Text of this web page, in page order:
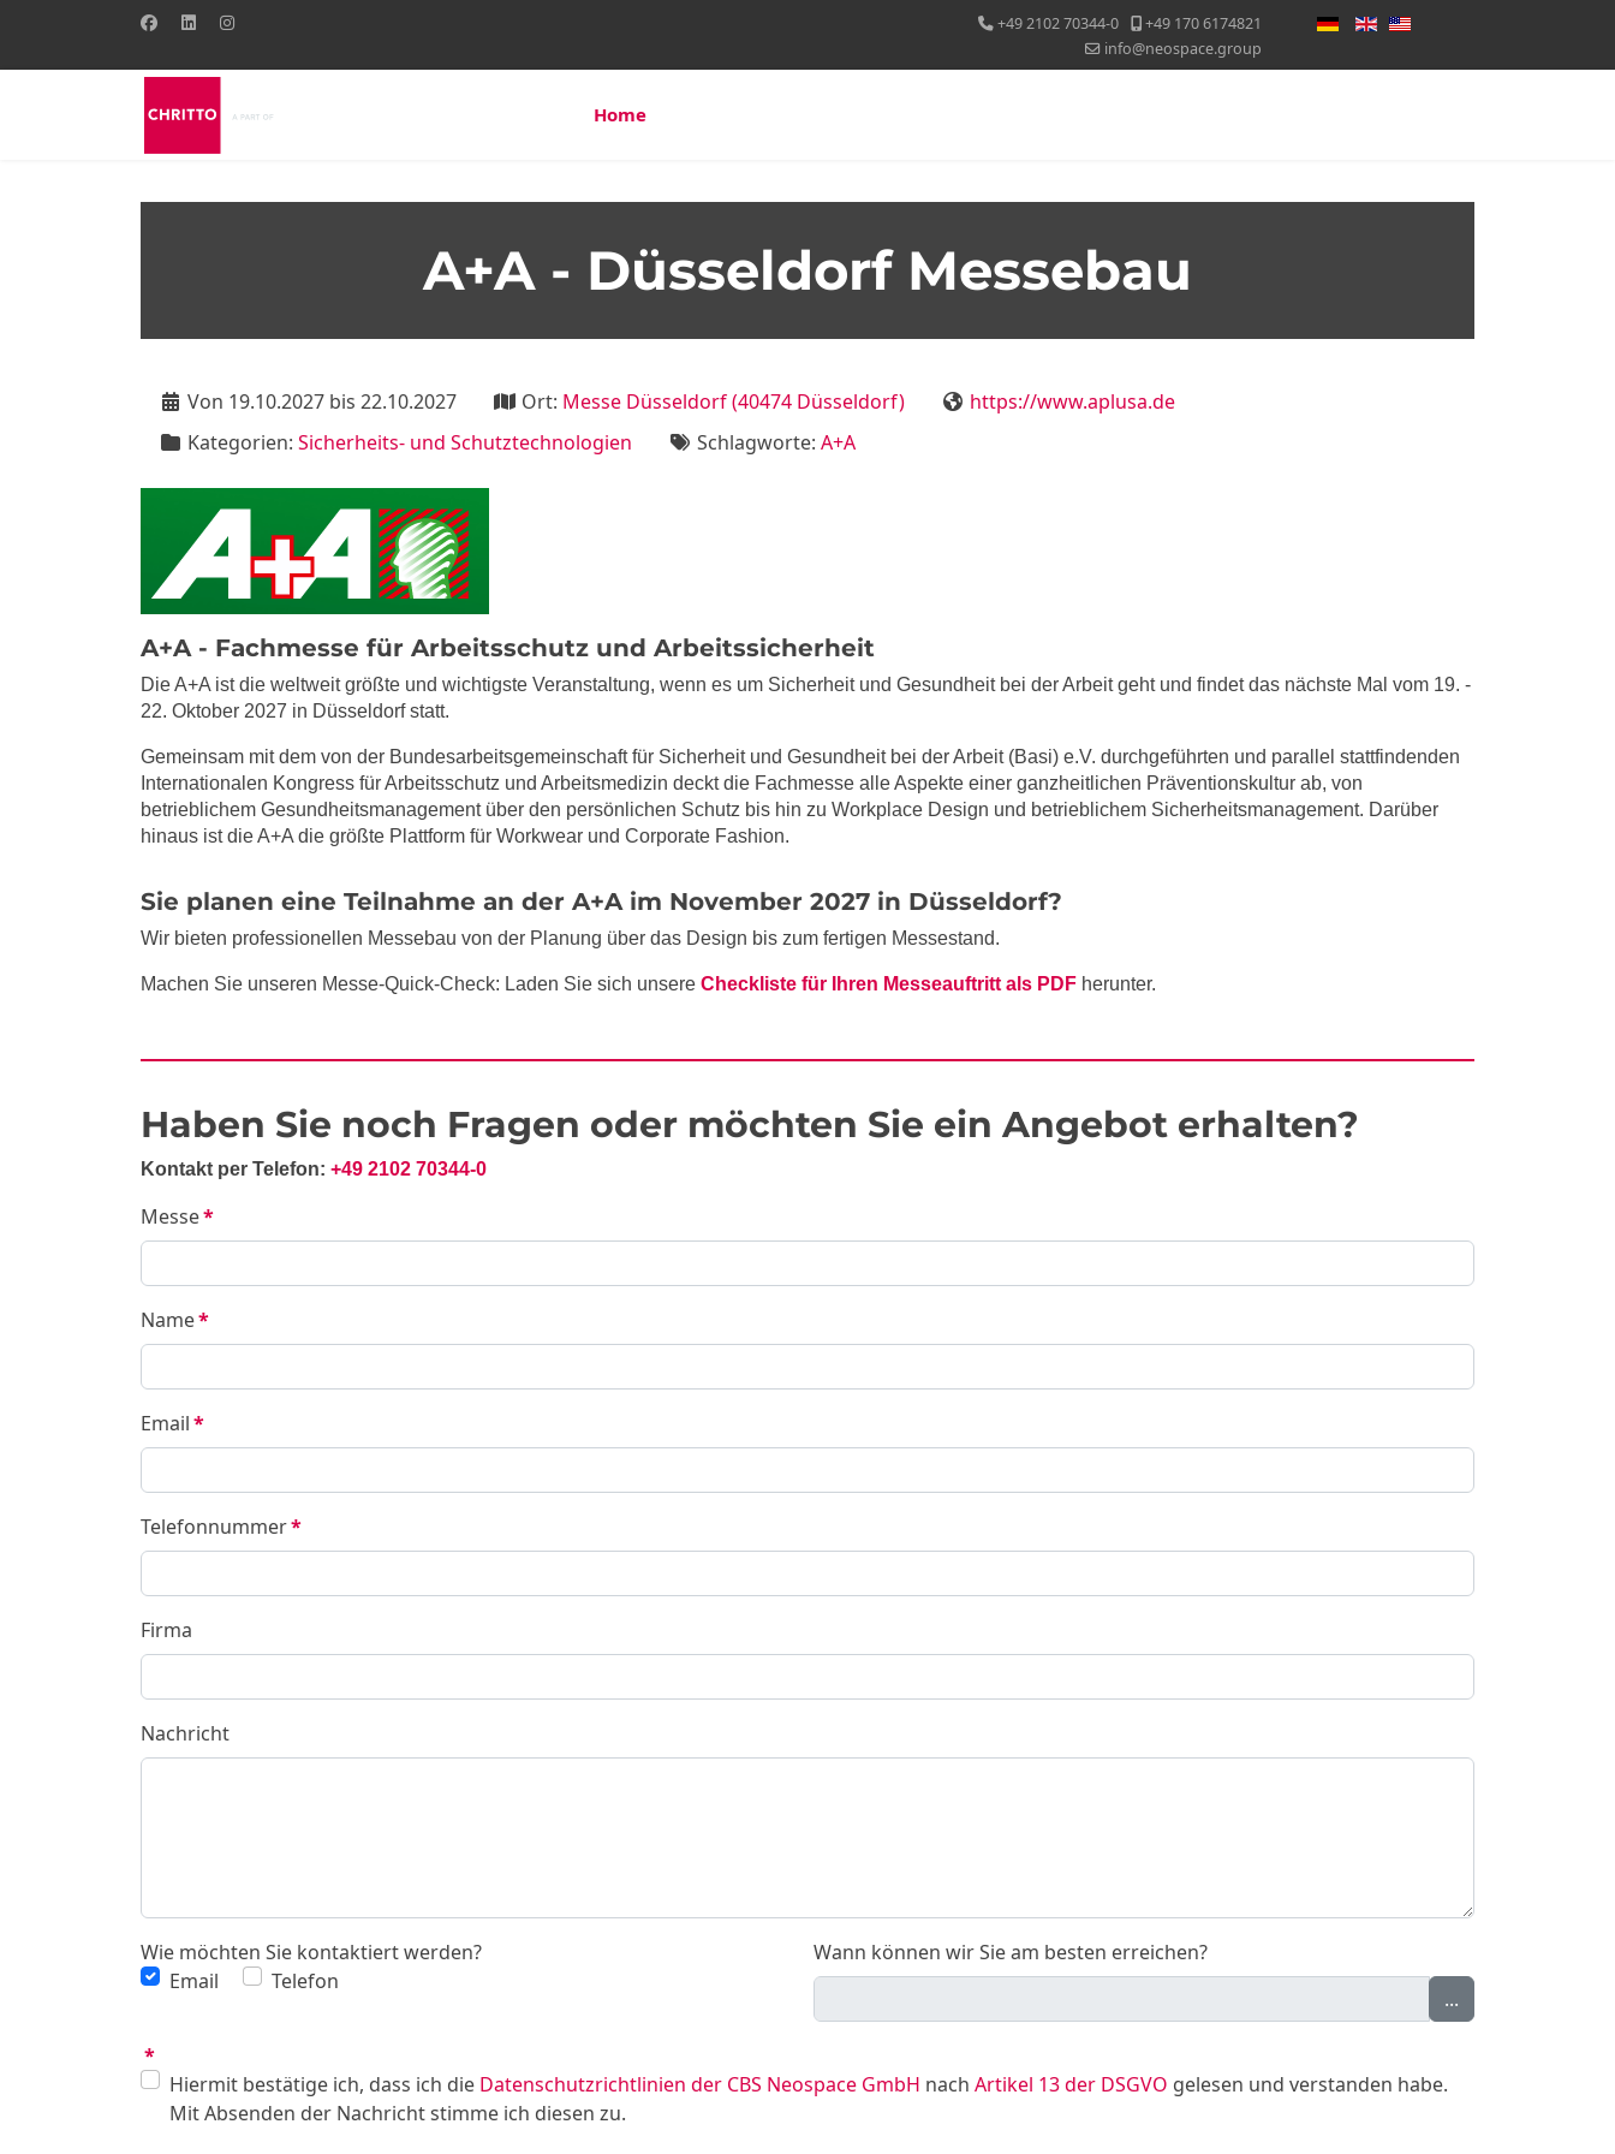
+49 2102 70344-0
+49 170 6174821
info@neospace.group
Sprache auswählen
Home
A+A - Düsseldorf Messebau
Von 19.10.2027 bis 22.10.2027 Ort: Messe Düsseldorf (40474 Düsseldorf)
https://www.aplusa.de
Kategorien: Sicherheits- und Schutztechnologien Schlagworte: A+A
A+A - Fachmesse für Arbeitsschutz und Arbeitssicherheit
Die A+A ist die weltweit größte und wichtigste Veranstaltung, wenn es um Sicherheit und Gesundheit bei der Arbeit geht und findet das nächste Mal vom 19. -
22. Oktober 2027 in Düsseldorf statt.
Gemeinsam mit dem von der Bundesarbeitsgemeinschaft für Sicherheit und Gesundheit bei der Arbeit (Basi) e.V. durchgeführten und parallel stattfindenden
Internationalen Kongress für Arbeitsschutz und Arbeitsmedizin deckt die Fachmesse alle Aspekte einer ganzheitlichen Präventionskultur ab, von
betrieblichem Gesundheitsmanagement über den persönlichen Schutz bis hin zu Workplace Design und betrieblichem Sicherheitsmanagement. Darüber
hinaus ist die A+A die größte Plattform für Workwear und Corporate Fashion.
Sie planen eine Teilnahme an der A+A im November 2027 in Düsseldorf?
Wir bieten professionellen Messebau von der Planung über das Design bis zum fertigen Messestand.
Machen Sie unseren Messe-Quick-Check: Laden Sie sich unsere Checkliste für Ihren Messeauftritt als PDF herunter.
Haben Sie noch Fragen oder möchten Sie ein Angebot erhalten?
Kontakt per Telefon: +49 2102 70344-0
Messe*
Name*
Email*
Telefonnummer*
Firma
Nachricht
Wie möchten Sie kontaktiert werden?
Email
Telefon
Wann können wir Sie am besten erreichen?
...
*
Hiermit bestätige ich, dass ich die Datenschutzrichtlinien der CBS Neospace GmbH nach Artikel 13 der DSGVO gelesen und verstanden habe.
Mit Absenden der Nachricht stimme ich diesen zu.